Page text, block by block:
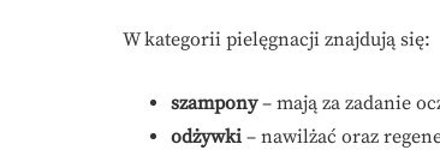
W kategorii pielęgnacji znajdują się:
szampony– mają za zadanie
odżywki – nawilżać oraz